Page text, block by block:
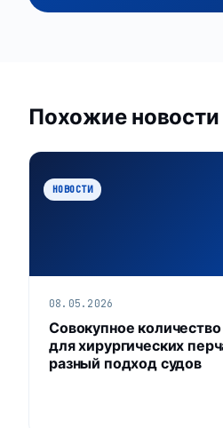
Похожие новости
НОВОСТИ
08.05.2026
Совокупное
для хирургических
разный подход судов